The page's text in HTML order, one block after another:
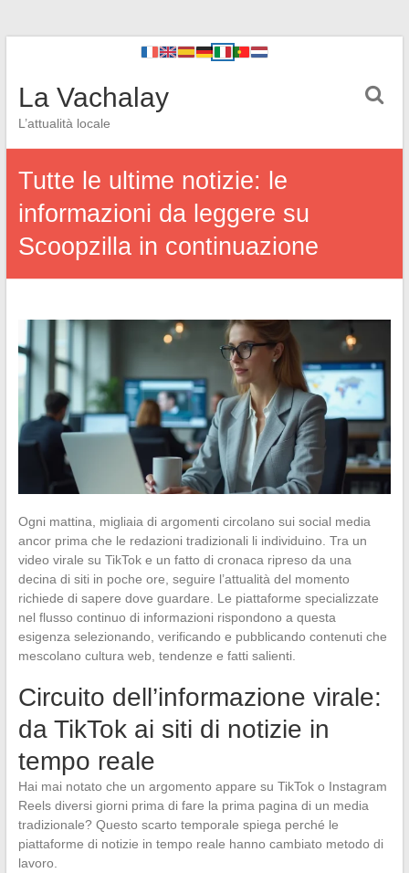
La Vachalay
L’attualità locale
Tutte le ultime notizie: le
informazioni da leggere su
Scoopzilla in continuazione
Ogni mattina, migliaia di argomenti circolano sui social media
ancor prima che le redazioni tradizionali li individuino. Tra un
video virale su TikTok e un fatto di cronaca ripreso da una
decina di siti in poche ore, seguire l’attualità del momento
richiede di sapere dove guardare. Le piattaforme specializzate
nel flusso continuo di informazioni rispondono a questa
esigenza selezionando, verificando e pubblicando contenuti che
mescolano cultura web, tendenze e fatti salienti.
Circuito dell’informazione virale:
da TikTok ai siti di notizie in
tempo reale
Hai mai notato che un argomento appare su TikTok o Instagram
Reels diversi giorni prima di fare la prima pagina di un media
tradizionale? Questo scarto temporale spiega perché le
piattaforme di notizie in tempo reale hanno cambiato metodo di
lavoro.